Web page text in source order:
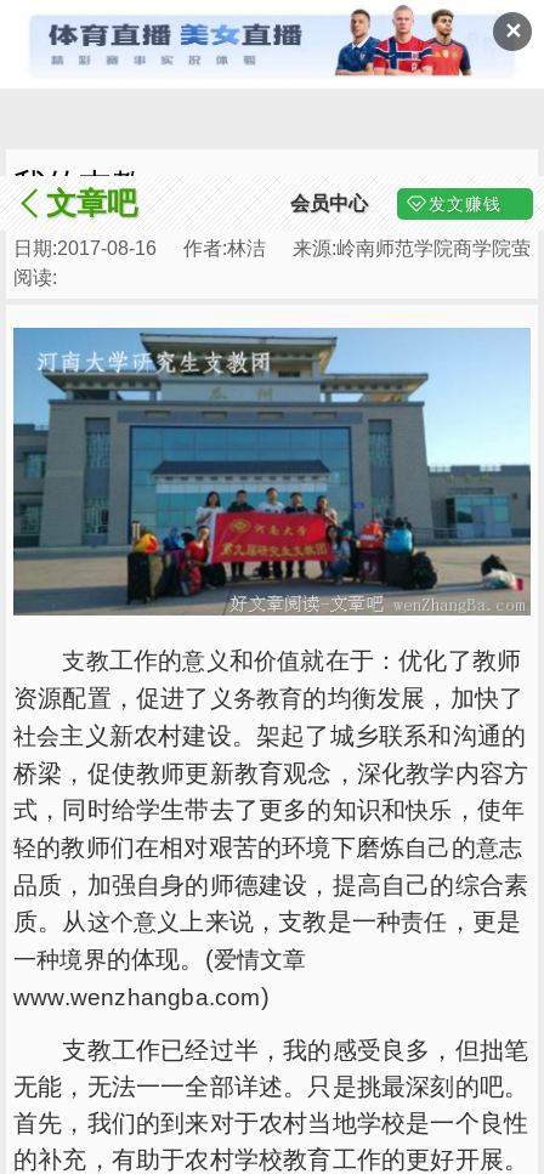
✕
文章吧 会员中心 发文赚钱
我的支教
日期:2017-08-16 作者:林洁
来源:岭南师范学院商学院萤
阅读:
支教工作的意义和价值就在于：优化了教师
资源配置，促进了 义务教育的均衡发展，加快了
社会主义新农村建设。架起了城乡联系和沟通的
桥梁，促使教师更新教育观念，深化教学内容方
式，同时给学生带去了更多的知识和快乐 ，使年
轻的教师们在相对艰苦的环境下磨炼自己的意志
品质，加强自身的师德建设，提高自己的综合素
质。从这个意义 上来说，支教是一种责任 ，更是
一种境界的体现。(爱情文章
www.wenzhangba.com)
支教工作已经过半，我的感受良多，但拙笔
无能，无法一一全部详述。只是挑最深刻的吧。
首先，我们的到来对于农村当地学校是一个良性
的补充，有助于农村学校教育工作的更好开展。